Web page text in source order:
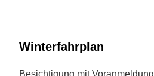
Winterfahrplan
Besichtigung mit Voranmeldung.